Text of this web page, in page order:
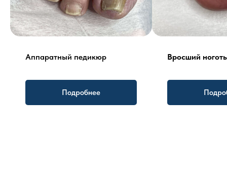
Аппаратный педикюр
Подробнее
Вросший ноготь